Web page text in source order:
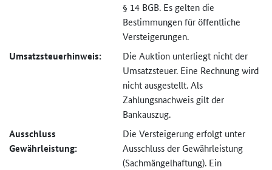
§ 14 BGB. Es gelten die
Bestimmungen für öffentliche
Versteigerungen.
Umsatzsteuer­hinweis:
Die Auktion unterliegt nicht der
Umsatzsteuer. Eine Rechnung wird
nicht ausgestellt. Als
Zahlungsnachweis gilt der
Bankauszug.
Ausschluss
Gewährleistung:
Die Versteigerung erfolgt unter
Ausschluss der Gewährleistung
(Sachmängel­haftung). Ein